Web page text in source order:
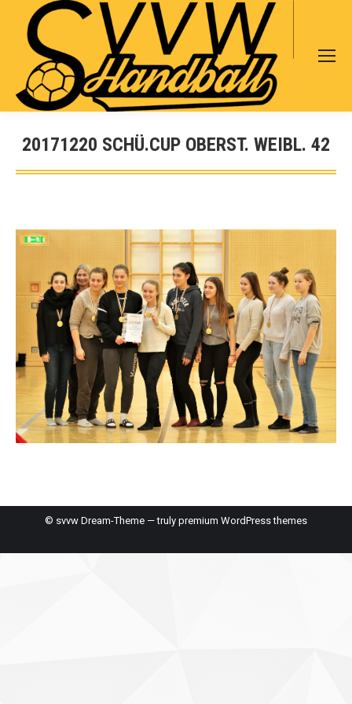
Search:
20171220 SCHÜ.CUP OBERST. WEIBL. 42
Sie befinden sich hier:
© svvw Dream-Theme — truly premium WordPress themes